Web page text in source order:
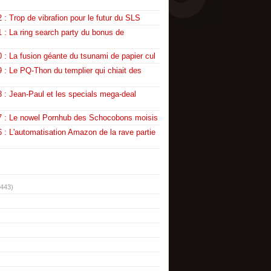
: Trop de vibrafion pour le futur du SLS
: La ring search party du bonus de
: La fusion géante du tsunami de papier cul
: Le PQ-Thon du templier qui chiait des
: Jean-Paul et les specials mega-deal
: Le nowel Pornhub des Schocobons moisis
: L'automatisation Amazon de la rave partie